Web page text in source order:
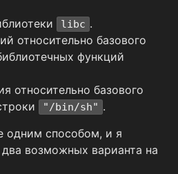
libc .
относительно базового
функций
относительно базового
"/bin/sh" .
одним способом, и я
возможных варианта на